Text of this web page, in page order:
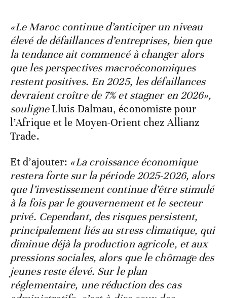
«Le Maroc continue d’anticiper un niveau
élevé de défaillances d’entreprises, bien que
la tendance ait commencé à changer alors
que les perspectives macroéconomiques
restent positives. En 2025, les défaillances
devraient croître de 7% et stagner en 2026»,
souligneLluis Dalmau, économiste pour
l’Afrique et le Moyen-Orient chez Allianz
Trade.
Et d’ajouter: «La croissance économique
restera forte sur la période 2025-2026, alors
que l’investissement continue d’être stimulé
à la fois par le gouvernement et le secteur
privé. Cependant, des risques persistent,
principalement liés au stress climatique, qui
diminue déjà la production agricole, et aux
pressions sociales, alors que le chômage des
jeunes reste élevé. Sur le plan
réglementaire, une réduction des cas